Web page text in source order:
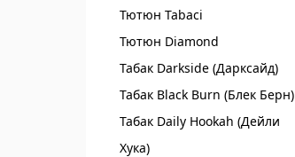
Тютюн Tabaci
Тютюн Diamond
Табак Darkside (Дарксайд)
Табак Black Burn (Блек Берн)
Табак Daily Hookah (Дейли
Хука)